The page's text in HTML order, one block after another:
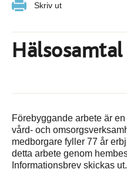
Skriv ut
Hälsosamtal
Förebyggande arbete är
vård- och
medborgare fyller 77 år
detta arbete genom
Informationsbrev skickas ut.